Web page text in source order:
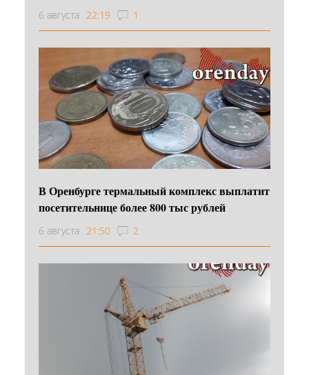
6 августа 22:19 1
В Оренбурге термальный комплекс выплатит
посетительнице более 800 тыс рублей
6 августа 21:50 2